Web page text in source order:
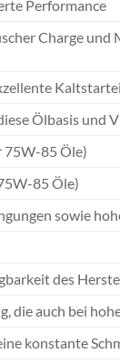
Performance
Charge
Ölbasis und
75W-85 Öle)
85 Öle)
sowie
des
auch bei
konstante